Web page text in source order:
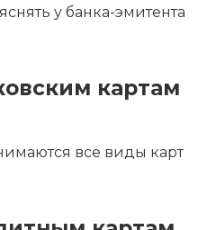
у банка-эмитента
картам
все виды карт